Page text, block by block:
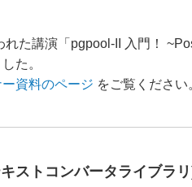
れた講演「pgpool-II 入門！
た。
資料のページ をご覧ください
ストコンバータライブラ